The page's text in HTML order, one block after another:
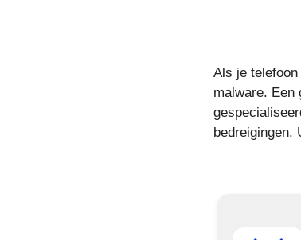
Als je
malware. Een
bedreigingen.